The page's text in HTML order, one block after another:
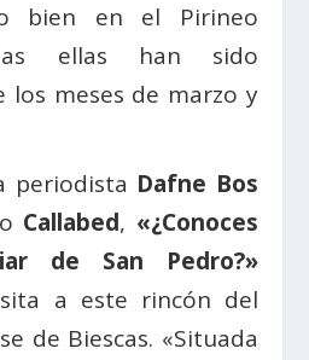
bien en el Pirineo
ellas han sido
los meses de marzo y
periodista Dafne Bos
Callabed, «¿Conoces
de San Pedro?»
a este rincón del
de Biescas. «Situada